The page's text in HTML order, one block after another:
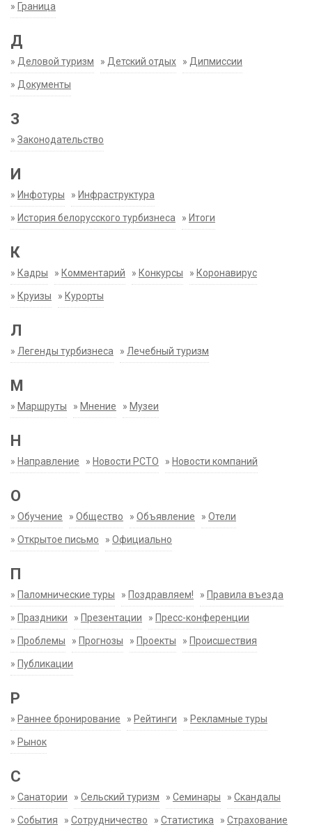
» Граница
Д
» Деловой туризм » Детский отдых » Дипмиссии
» Документы
З
» Законодательство
И
» Инфотуры » Инфраструктура
» История белорусского турбизнеса » Итоги
К
» Кадры » Комментарий » Конкурсы » Коронавирус
» Круизы » Курорты
Л
» Легенды турбизнеса » Лечебный туризм
М
» Маршруты » Мнение » Музеи
Н
» Направление » Новости РСТО » Новости компаний
О
» Обучение » Общество » Объявление » Отели
» Открытое письмо » Официально
П
» Паломнические туры » Поздравляем! » Правила въезда
» Праздники » Презентации » Пресс-конференции
» Проблемы » Прогнозы » Проекты » Происшествия
» Публикации
Р
» Раннее бронирование » Рейтинги » Рекламные туры
» Рынок
С
» Санатории » Сельский туризм » Семинары » Скандалы
» События » Сотрудничество » Статистика » Страхование